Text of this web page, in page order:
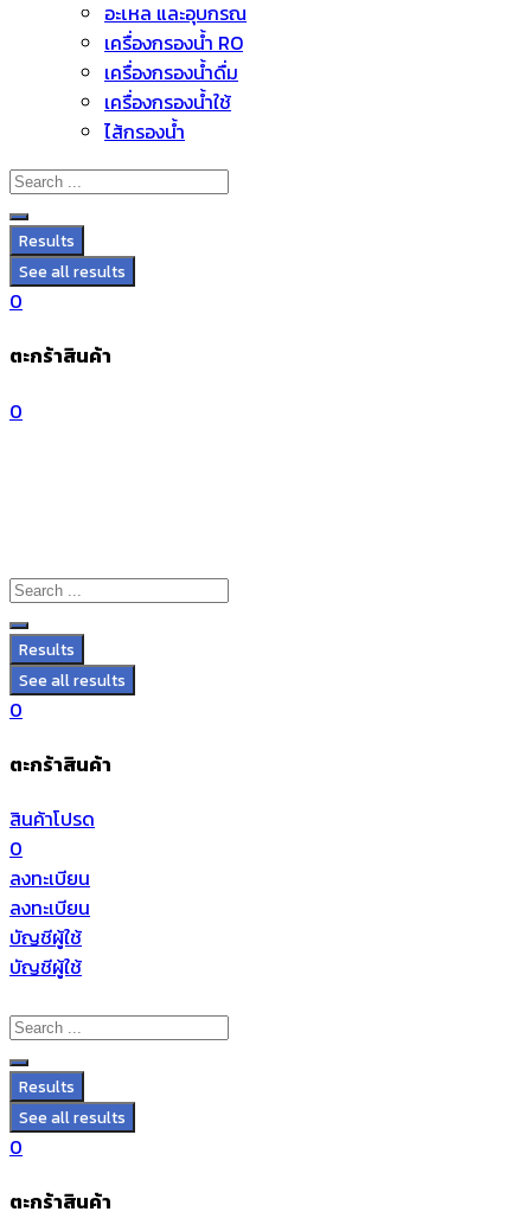
อะไหล่ และอุปกรณ์
เครื่องกรองน้ำ RO
เครื่องกรองน้ำดื่ม
เครื่องกรองน้ำใช้
ไส้กรองน้ำ
Results
See all results
0
ตะกร้าสินค้า
0
Results
See all results
0
ตะกร้าสินค้า
สินค้าโปรด
0
ลงทะเบียน
ลงทะเบียน
บัญชีผู้ใช้
บัญชีผู้ใช้
Results
See all results
0
ตะกร้าสินค้า